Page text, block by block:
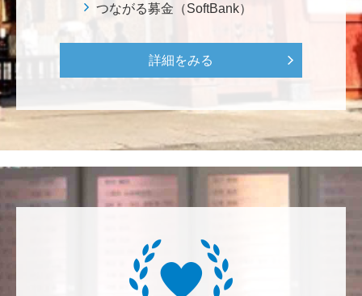
イタリアと日本が協力して頑張っている壮大な発掘調
す。募金することにより、私自身も参加しているよう
な気持ちです。 <ソンマ・ヴェスヴィアーナ発掘調査
株式会社Ｌｅｇａｌｓｃａｐｅ
ろから始まりました。この社会でますますコンピュー
タ科学の力が発揮されるよう祈念して、支援いたしま
つながる募金（SoftBank）
詳細をみる